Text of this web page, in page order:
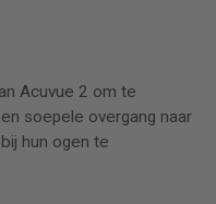
Acuvue 2 om te
soepele overgang naar
hun ogen te